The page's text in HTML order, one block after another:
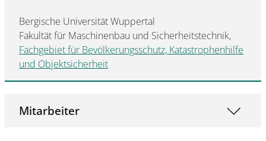
Bergische Universität Wuppertal
Fakultät für Maschinenbau und Sicherheitstechnik,
Fachgebiet für Bevölkerungsschutz, Katastrophenhilfe
und Objektsicherheit
Mitarbeiter